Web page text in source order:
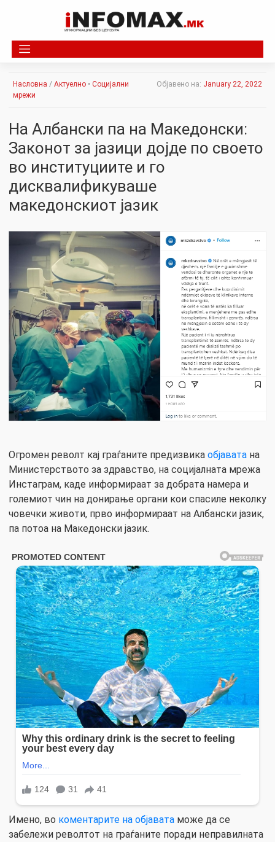
Насловна / Актуелно • Социјални
мрежи
Објавено на: January 22, 2022
На Албански па на Македонски:
Законот за јазици дојде по своето
во институциите и го
дисквалификуваше
македонскиот јазик
Огромен револт кај граѓаните предизвика објавата на
Министерството за здравство, на социјалната мрежа
Инстаграм, каде информираат за добрата намера и
големиот чин на донирање органи кои спасиле неколку
човечки животи, прво информираат на Албански јазик,
па потоа на Македонски јазик.
Имено, во коментарите на објавата може да се
забележи револтот на граѓаните поради неправилната